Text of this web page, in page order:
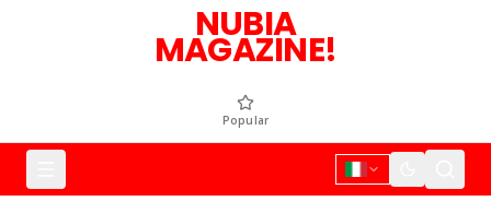
NUBIA
MAGAZINE!
Popular